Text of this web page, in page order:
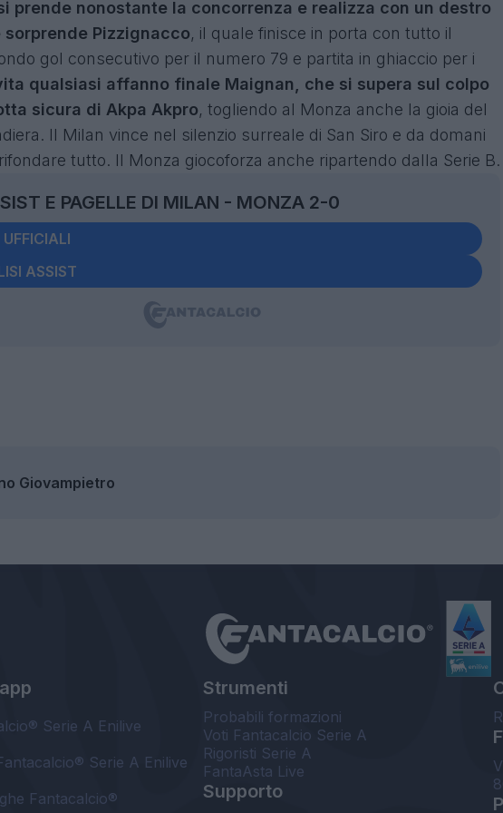
prende nonostante la concorrenza e realizza con un destro
Pizzignacco, il quale finisce in porta con tutto il
gol consecutivo per il numero 79 e partita in ghiaccio per i
qualsiasi affanno finale Maignan, che si supera sul colpo
sicura di Akpa Akpro, togliendo al Monza anche la gioia del
Il Milan vince nel silenzio surreale di San Siro e da domani
tutto. Il Monza giocoforza anche ripartendo dalla Serie B.
E PAGELLE DI MILAN - MONZA 2-0
ASSIST
Giovampietro
Serie A Enilive
Serie A Enilive
Fantacalcio®
Strumenti
Probabili formazioni
Voti Fantacalcio Serie A
Rigoristi Serie A
FantaAsta Live
Supporto